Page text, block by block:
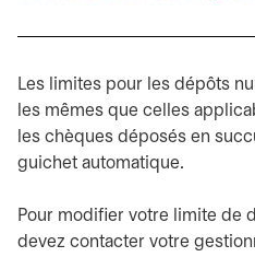
Les limites pour les dépôts
les mêmes que celles
les chèques déposés en
guichet automatique.
Pour modifier votre limite de
devez contacter votre